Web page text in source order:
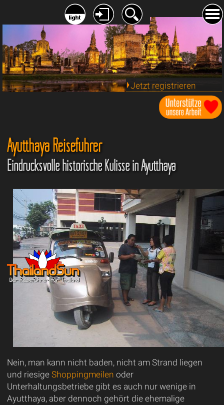
Jetzt registrieren
Ayutthaya Reiseführer
Eindrucksvolle historische Kulisse in Ayutthaya
Nein, man kann nicht baden, nicht am Strand liegen
und riesige Shoppingmeilen oder
Unterhaltungsbetriebe gibt es auch nur wenige in
Ayutthaya, aber dennoch gehört die ehemalige